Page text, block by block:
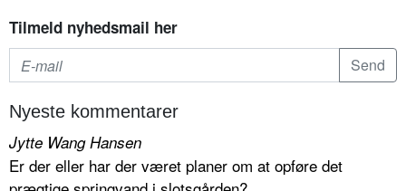
Tilmeld nyhedsmail her
Nyeste kommentarer
Jytte Wang Hansen
Er der eller har der været planer om at opføre det